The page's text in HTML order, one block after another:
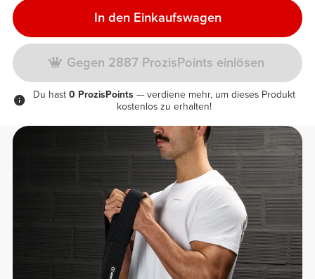
In den Einkaufswagen
Gegen 2887 ProzisPoints einlösen
Du hast 0 ProzisPoints — verdiene mehr, um dieses Produkt
kostenlos zu erhalten!